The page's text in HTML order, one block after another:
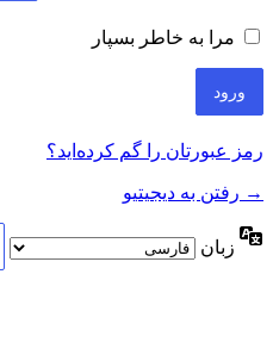
مرا به خاطر بسپار
رمز عبورتان را گم کرده‌اید؟
→ رفتن به دیجیتیو
زبان